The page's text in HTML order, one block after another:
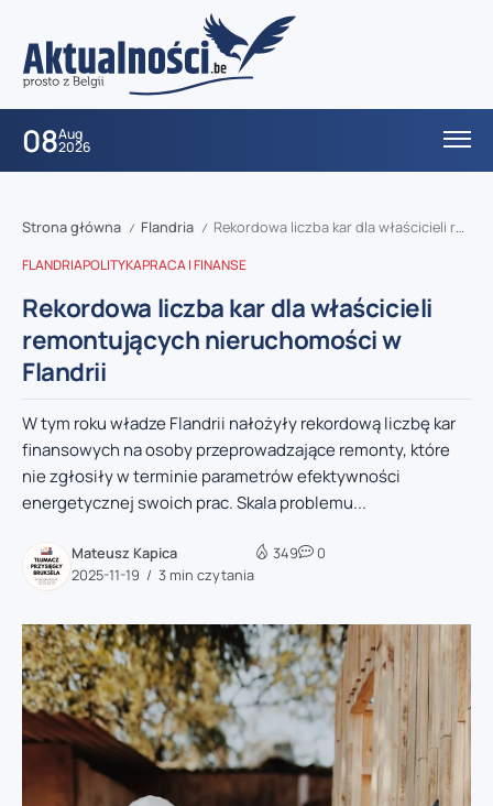
08Aug
2026
Strona główna / Flandria / Rekordowa liczba kar dla właścicieli remontujących nieruchomości w Flandrii
FLANDRIAPOLITYKAPRACA I FINANSE
Rekordowa liczba kar dla właścicieli
remontujących nieruchomości w
Flandrii
W tym roku władze Flandrii nałożyły rekordową liczbę kar
finansowych na osoby przeprowadzające remonty, które
nie zgłosiły w terminie parametrów efektywności
energetycznej swoich prac. Skala problemu...
Mateusz Kapica
2025-11-19
3 min czytania
349 0